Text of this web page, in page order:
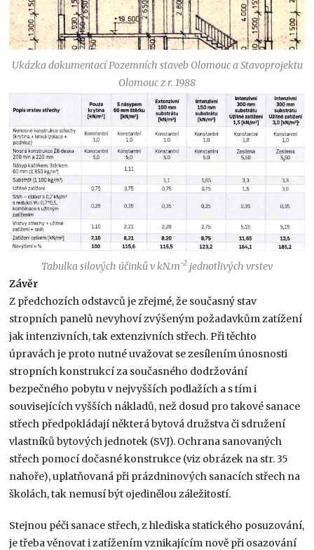
Ukázka dokumentací Pozemních staveb Olomouc a Stavoprojektu
Olomouc z r. 1988
Tabulka silových účinků v kN.m-2 jednotlivých vrstev
Závěr
Z předchozích odstavců je zřejmé, že současný stav
stropních panelů nevyhoví zvýšeným požadavkům zatížení
jak intenzivních, tak extenzivních střech. Při těchto
úpravách je proto nutné uvažovat se zesílením únosnosti
stropních konstrukcí za současného dodržování
bezpečného pobytu v nejvyšších podlažích a s tím i
souvisejících vyšších nákladů, než dosud pro takové sanace
střech předpokládají některá bytová družstva či sdružení
vlastníků bytových jednotek (SVJ). Ochrana sanovaných
střech pomocí dočasné konstrukce (viz obrázek na str. 35
nahoře), uplatňovaná při prázdninových sanacích střech na
školách, tak nemusí být ojedinělou záležitostí.
Stejnou péči sanace střech, z hlediska statického posuzování,
je třeba věnovat i zatížením vznikajícím nově při osazování